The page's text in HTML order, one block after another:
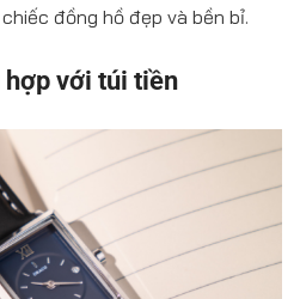
đồng hồ đẹp và bền bỉ.
với túi tiền